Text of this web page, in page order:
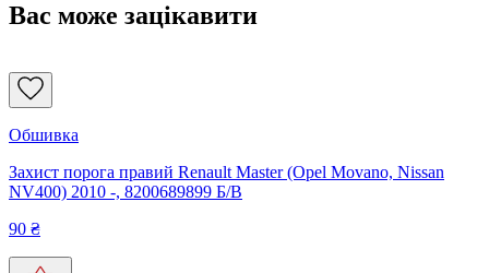
Вас може зацікавити
Обшивка
Захист порога правий Renault Master (Opel Movano, Nissan
NV400) 2010 -, 8200689899 Б/В
90 ₴